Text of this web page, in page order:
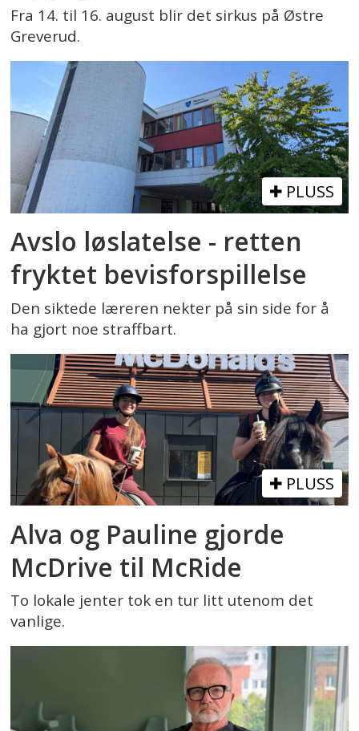
Fra 14. til 16. august blir det sirkus på Østre
Greverud.
PLUSS
Avslo løslatelse - retten
fryktet bevisforspillelse
Den siktede læreren nekter på sin side for å
ha gjort noe straffbart.
PLUSS
Alva og Pauline gjorde
McDrive til McRide
To lokale jenter tok en tur litt utenom det
vanlige.